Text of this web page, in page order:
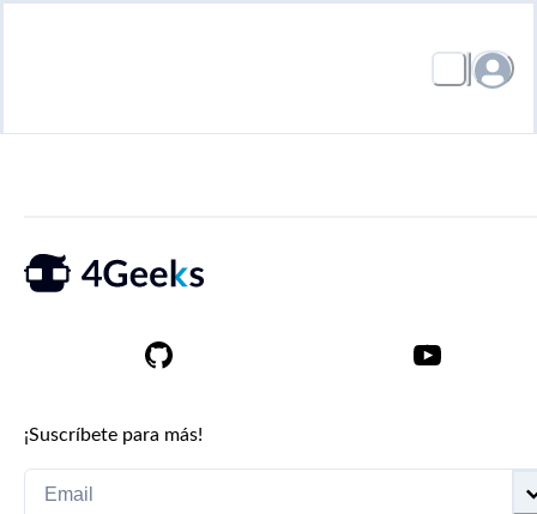
¡Suscríbete para más!